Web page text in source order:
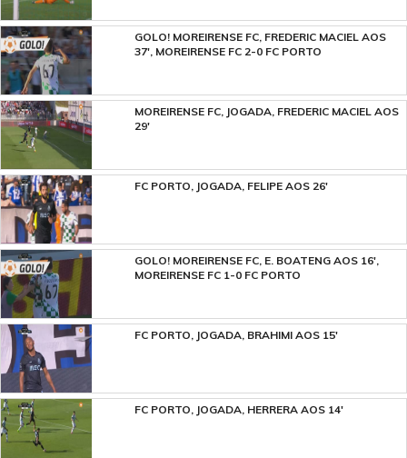
GOLO! MOREIRENSE FC, FREDERIC MACIEL AOS
37', MOREIRENSE FC 2-0 FC PORTO
MOREIRENSE FC, JOGADA, FREDERIC MACIEL AOS
29'
FC PORTO, JOGADA, FELIPE AOS 26'
GOLO! MOREIRENSE FC, E. BOATENG AOS 16',
MOREIRENSE FC 1-0 FC PORTO
FC PORTO, JOGADA, BRAHIMI AOS 15'
FC PORTO, JOGADA, HERRERA AOS 14'